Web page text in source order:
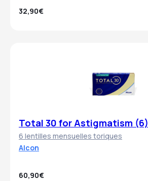
32,90€
Total 30 for Astigmatism (6)
6 lentilles mensuelles toriques
Alcon
60,90€